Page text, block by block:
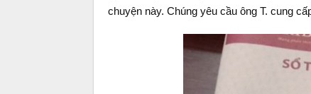
chuyện này. Chúng yêu cầu ông T. cung